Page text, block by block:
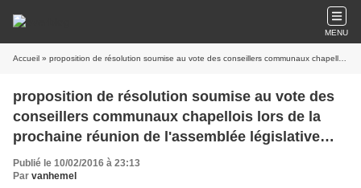
MENU
Accueil » proposition de résolution soumise au vote des conseillers communaux chapellois lors de la prochaine réunion de l'assemblée législative locale fixée au 29.02.2016
proposition de résolution soumise au vote des
conseillers communaux chapellois lors de la
prochaine réunion de l'assemblée législative
locale fixée au 29.02.2016
Publié le 10/02/2016 à 23:13
Par vanhemel